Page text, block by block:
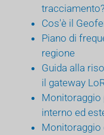
tracciamento?
Cos'è il
Piano di
regione
Guida alla
il gateway
Monitoraggio
interno ed
Monitoraggio